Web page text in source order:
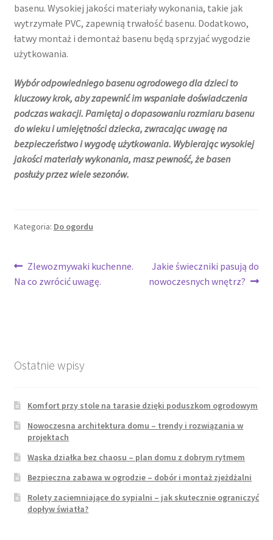
basenu. Wysokiej jakości materiały wykonania, takie jak
wytrzymałe PVC, zapewnią trwałość basenu. Dodatkowo,
łatwy montaż i demontaż basenu będą sprzyjać wygodzie
użytkowania.
Wybór odpowiedniego basenu ogrodowego dla dzieci to
kluczowy krok, aby zapewnić im wspaniałe doświadczenia
podczas wakacji. Pamiętaj o dopasowaniu rozmiaru basenu
do wieku i umiejętności dziecka, zwracając uwagę na
bezpieczeństwo i wygodę użytkowania. Wybierając wysokiej
jakości materiały wykonania, masz pewność, że basen
posłuży przez wiele sezonów.
Kategoria: Do ogordu
Nawigacja
wpisu
Poprzedni
wpis:
Zlewozmywaki kuchenne.
Na co zwrócić uwagę.
Następny
wpis:
Jakie świeczniki pasują do
nowoczesnych wnętrz?
Ostatnie wpisy
Komfort przy stole na tarasie dzięki poduszkom ogrodowym
Nowoczesna architektura domu – trendy i rozwiązania w
projektach
Wąska działka bez chaosu – plan domu z dobrym rytmem
Bezpieczna zabawa w ogrodzie – dobór i montaż zjeżdżalni
Rolety zaciemniające do sypialni – jak skutecznie ograniczyć
dopływ światła?